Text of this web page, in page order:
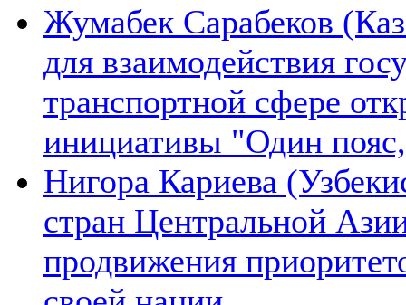
Жумабек Сарабеков
для взаимодействия
транспортной сфере
инициативы "Один
Нигора Кариева
стран Центральной
продвижения